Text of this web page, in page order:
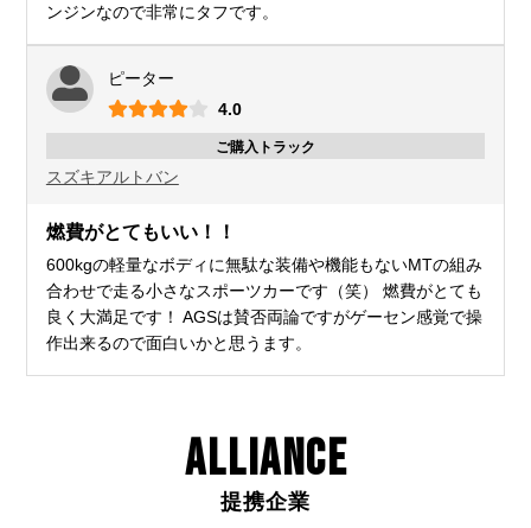
ンジンなので非常にタフです。
ピーター
4.0
ご購入トラック
スズキアルトバン
燃費がとてもいい！！
600kgの軽量なボディに無駄な装備や機能もないMTの組み
合わせで走る小さなスポーツカーです（笑） 燃費がとても
良く大満足です！ AGSは賛否両論ですがゲーセン感覚で操
作出来るので面白いかと思うます。
ALLIANCE
提携企業